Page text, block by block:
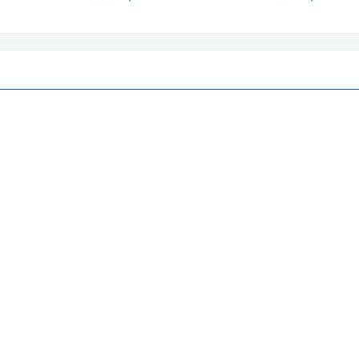
kính 10X và vật kính 100X.
quan sát, có thể điều chỉnh khoảng cách giữa 2 mắt từ 48 – 75
bước điều chỉnh ± 5 độ.